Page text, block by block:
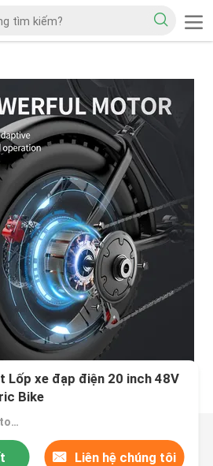
Lốp xe đạp điện 20 inch 48V
Bike
Giá bán：$899.00/cartons 1-49 cartons
Liên hệ chúng tôi